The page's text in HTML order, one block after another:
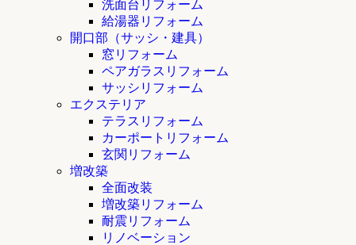
洗面台リフォーム
給湯器リフォーム
開口部（サッシ・建具）
窓リフォーム
ペアガラスリフォーム
サッシリフォーム
エクステリア
テラスリフォーム
カーポートリフォーム
玄関リフォーム
増改築
全面改装
増改築リフォーム
耐震リフォーム
リノベーション